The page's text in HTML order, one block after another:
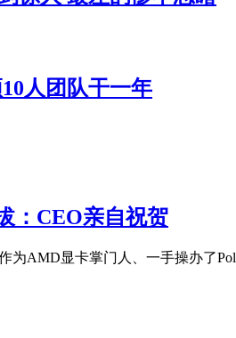
人团队干一年
：CEO亲自祝贺
AMD显卡掌门人、一手操办了